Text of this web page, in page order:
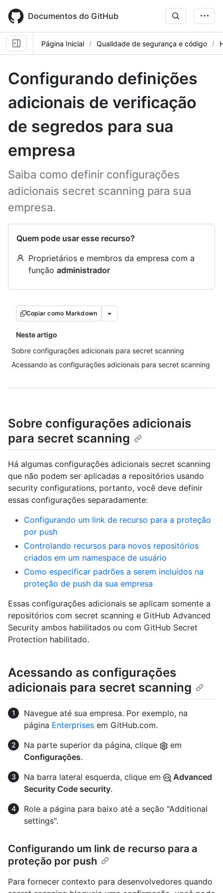
main
content
Documentos do GitHub
Página Inicial Qualidade de segurança e código
Configurando definições
adicionais de verificação
de segredos para sua
empresa
Saiba como definir configurações
adicionais secret scanning para sua
empresa.
Quem pode usar esse recurso?
Proprietários e membros da empresa com a
função administrador
Copiar como Markdown
Neste artigo
Sobre configurações adicionais para secret scanning
Acessando as configurações adicionais para secret scanning
Sobre configurações adicionais
para secret scanning
Há algumas configurações adicionais secret scanning
que não podem ser aplicadas a repositórios usando
security configurations, portanto, você deve definir
essas configurações separadamente:
Configurando um link de recurso para a proteção
por push
Controlando recursos para novos repositórios
criados em um namespace de usuário
Como especificar padrões a serem incluídos na
proteção de push da sua empresa
Essas configurações adicionais se aplicam somente a
repositórios com secret scanning e GitHub Advanced
Security ambos habilitados ou com GitHub Secret
Protection habilitado.
Acessando as configurações
adicionais para secret scanning
Navegue até sua empresa. Por exemplo, na
página Enterprises em GitHub.com.
Na parte superior da página, clique
em
Configurações.
Na barra lateral esquerda, clique em
Advanced
Security Code security.
Role a página para baixo até a seção "Additional
settings".
Configurando um link de recurso para a
proteção por push
Para fornecer contexto para desenvolvedores quando